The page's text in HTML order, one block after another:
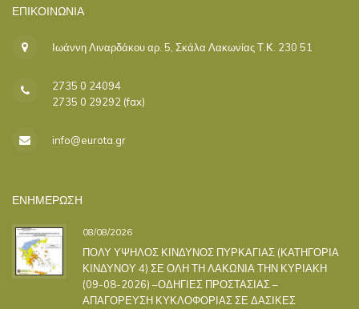
ΕΠΙΚΟΙΝΩΝΊΑ
Ιωάννη Λιναρδάκου αρ. 5, Σκάλα Λακωνίας Τ.Κ. 230 51
2735 0 24094
2735 0 29292 (fax)
info@eurota.gr
ΕΝΗΜΕΡΩΣΗ
08/08/2026
ΠΟΛΥ ΥΨΗΛΟΣ ΚΙΝΔΥΝΟΣ ΠΥΡΚΑΓΙΑΣ (ΚΑΤΗΓΟΡΙΑ
ΚΙΝΔΥΝΟΥ 4) ΣΕ ΟΛΗ ΤΗ ΛΑΚΩΝΙΑ ΤΗΝ ΚΥΡΙΑΚΗ
(09-08-2026) –ΟΔΗΓΙΕΣ ΠΡΟΣΤΑΣΙΑΣ –
ΑΠΑΓΟΡΕΥΣΗ ΚΥΚΛΟΦΟΡΙΑΣ ΣΕ ΔΑΣΙΚΕΣ